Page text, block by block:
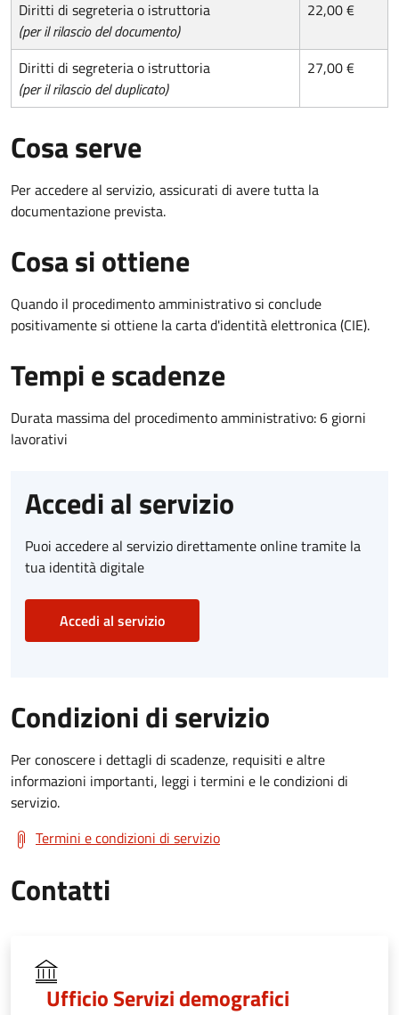
Diritti di segreteria o istruttoria
(per il rilascio del documento)
22,00 €
Diritti di segreteria o istruttoria
(per il rilascio del duplicato)
27,00 €
Cosa serve
Per accedere al servizio, assicurati di avere tutta la
documentazione prevista.
Cosa si ottiene
Quando il procedimento amministrativo si conclude
positivamente si ottiene la carta d'identità elettronica (CIE).
Tempi e scadenze
Durata massima del procedimento amministrativo: 6 giorni
lavorativi
Accedi al servizio
Puoi accedere al servizio direttamente online tramite la
tua identità digitale
Accedi al servizio
Condizioni di servizio
Per conoscere i dettagli di scadenze, requisiti e altre
informazioni importanti, leggi i termini e le condizioni di
servizio.
Termini e condizioni di servizio
Contatti
Ufficio Servizi demografici